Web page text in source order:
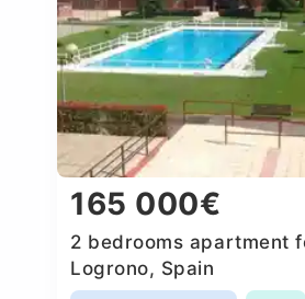
165 000€
2 bedrooms apartment
Logrono, Spain